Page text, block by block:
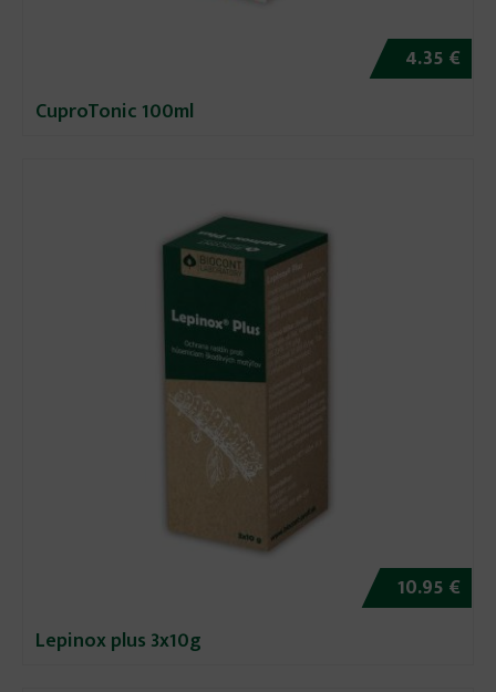
4.35 €
CuproTonic 100ml
10.95 €
Lepinox plus 3x10g